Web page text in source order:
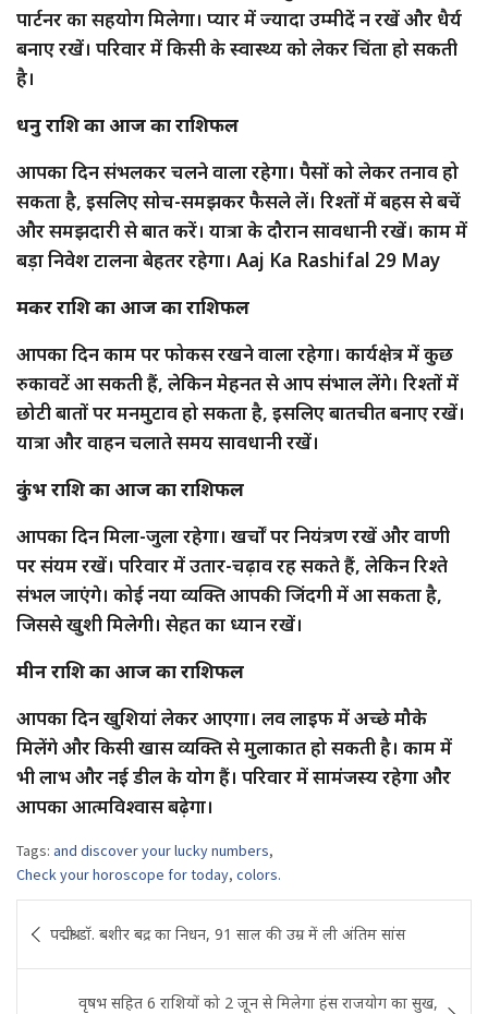
पार्टनर का सहयोग मिलेगा। प्यार में ज्यादा उम्मीदें न रखें और धैर्य
बनाए रखें। परिवार में किसी के स्वास्थ्य को लेकर चिंता हो सकती
है।
धनु राशि का आज का राशिफल
आपका दिन संभलकर चलने वाला रहेगा। पैसों को लेकर तनाव हो
सकता है, इसलिए सोच-समझकर फैसले लें। रिश्तों में बहस से बचें
और समझदारी से बात करें। यात्रा के दौरान सावधानी रखें। काम में
बड़ा निवेश टालना बेहतर रहेगा। Aaj Ka Rashifal 29 May
मकर राशि का आज का राशिफल
आपका दिन काम पर फोकस रखने वाला रहेगा। कार्यक्षेत्र में कुछ
रुकावटें आ सकती हैं, लेकिन मेहनत से आप संभाल लेंगे। रिश्तों में
छोटी बातों पर मनमुटाव हो सकता है, इसलिए बातचीत बनाए रखें।
यात्रा और वाहन चलाते समय सावधानी रखें।
कुंभ राशि का आज का राशिफल
आपका दिन मिला-जुला रहेगा। खर्चों पर नियंत्रण रखें और वाणी
पर संयम रखें। परिवार में उतार-चढ़ाव रह सकते हैं, लेकिन रिश्ते
संभल जाएंगे। कोई नया व्यक्ति आपकी जिंदगी में आ सकता है,
जिससे खुशी मिलेगी। सेहत का ध्यान रखें।
मीन राशि का आज का राशिफल
आपका दिन खुशियां लेकर आएगा। लव लाइफ में अच्छे मौके
मिलेंगे और किसी खास व्यक्ति से मुलाकात हो सकती है। काम में
भी लाभ और नई डील के योग हैं। परिवार में सामंजस्य रहेगा और
आपका आत्मविश्वास बढ़ेगा।
Tags: and discover your lucky numbers,
Check your horoscope for today, colors.
navigation
पद्मश्री डॉ. बशीर बद्र का निधन, 91 साल की उम्र में ली अंतिम सांस
वृषभ सहित 6 राशियों को 2 जून से मिलेगा हंस राजयोग का सुख,